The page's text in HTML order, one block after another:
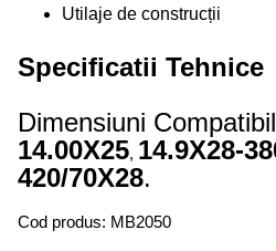
Utilaje de construcții
Specificatii Tehnice
Dimensiuni
14.00X25, 14.9X28-
420/70X28.
Cod produs: MB2050